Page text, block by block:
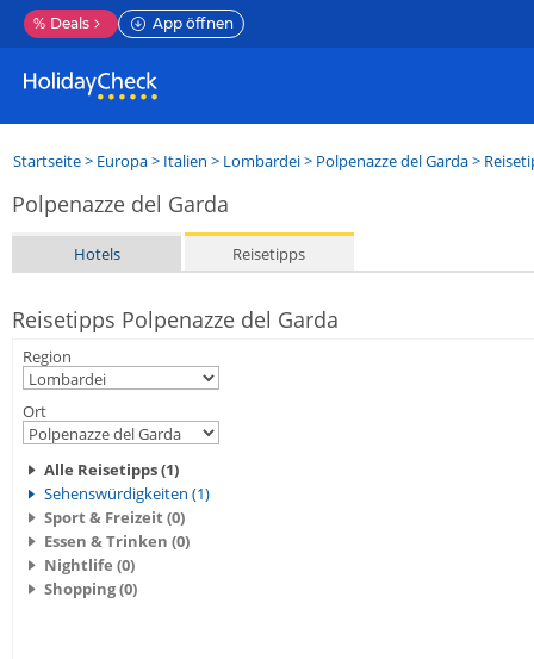
% Deals App öffnen
Startseite> Europa> Italien > Lombardei> Polpenazze del Garda>
Polpenazze del Garda
Hotels Reisetipps
Reisetipps Polpenazze del Garda
Region
Ort
Alle Reisetipps (1)
Sehenswürdigkeiten (1)
Sport & Freizeit (0)
Essen & Trinken (0)
Nightlife (0)
Shopping (0)